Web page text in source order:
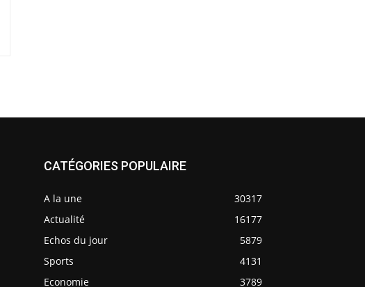
CATÉGORIES POPULAIRE
A la une
30317
Actualité
16177
Echos du jour
5879
Sports
4131
Economie
3789